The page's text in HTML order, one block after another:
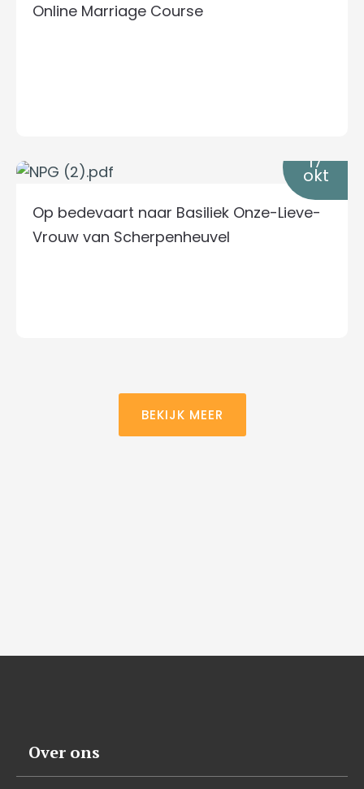
Online Marriage Course
17
okt
Op bedevaart naar Basiliek Onze-Lieve-
Vrouw van Scherpenheuvel
BEKIJK MEER
Over ons